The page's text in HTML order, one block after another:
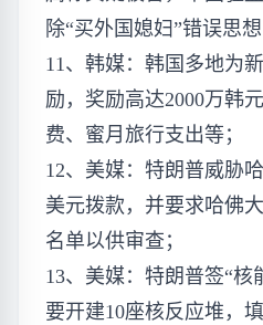
除“买外国媳妇”错误思
11、韩媒：韩国多地为
励，奖励高达2000万韩
费、蜜月旅行支出等；
12、美媒：特朗普威胁
美元拨款，并要求哈佛
名单以供审查；
13、美媒：特朗普签“核
要开建10座核反应堆，